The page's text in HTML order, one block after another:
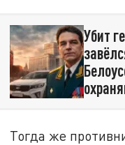
Убит
Тогда же